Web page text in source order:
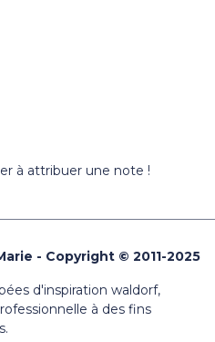
à attribuer une note !
- Copyright © 2011-2025
d'inspiration waldorf,
à des fins